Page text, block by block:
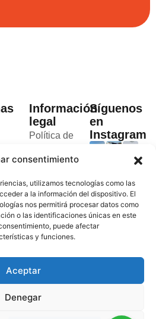
consentimiento
utilizamos tecnologías como las
a la información del dispositivo. El
nos permitirá procesar datos como
o las identificaciones únicas en este
puede afectar
y funciones.
Aceptar
Denegar
Información
legal
Política de
privacidad
Términos y
condiciones
Síguenos
en
Instagram